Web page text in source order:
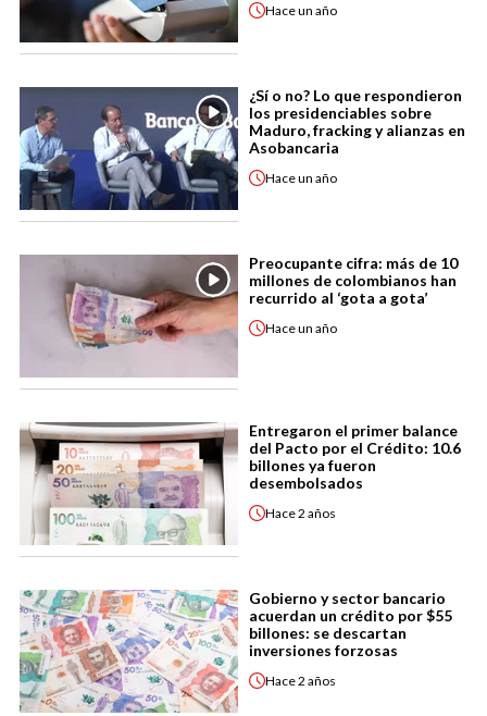
Haceun año
¿Sí o no? Lo que respondieron
los presidenciables sobre
Maduro, fracking y alianzas en
Asobancaria
Haceun año
Preocupante cifra: más de 10
millones de colombianos han
recurrido al ‘gota a gota’
Haceun año
Entregaron el primer balance
del Pacto por el Crédito: 10.6
billones ya fueron
desembolsados
Hace2 años
Gobierno y sector bancario
acuerdan un crédito por $55
billones: se descartan
inversiones forzosas
Hace2 años